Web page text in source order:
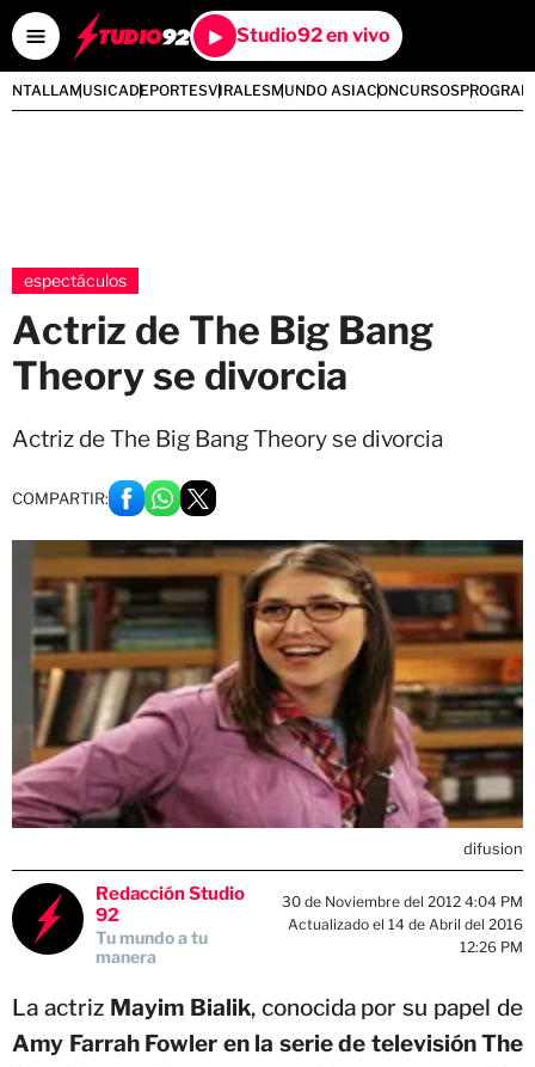
Studio92 en vivo
MUSICADEPORTESVIRALESMUNDO ASIACONCURSOS
espectáculos
Actriz de The Big Bang
Theory se divorcia
Actriz de The Big Bang Theory se divorcia
COMPARTIR:
difusion
Redacción Studio
92
Tu mundo a tu
manera
30 de Noviembre del 2012 4:04 PM
Actualizado el 14 de Abril del 2016
12:26 PM
La actriz Mayim Bialik, conocida por su papel de
Amy Farrah Fowler en la serie de televisión The